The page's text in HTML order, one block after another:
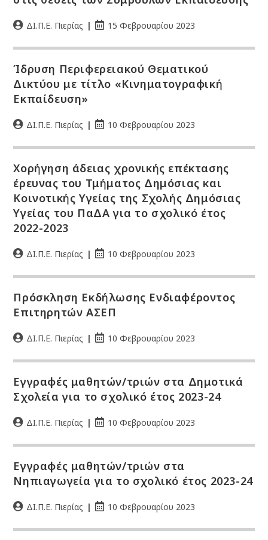
ΔΙ.Π.Ε. Πιερίας 15 Φεβρουαρίου 2023
Ίδρυση Περιφερειακού Θεματικού
Δικτύου με τίτλο «Κινηματογραφική
Εκπαίδευση»
ΔΙ.Π.Ε. Πιερίας 10 Φεβρουαρίου 2023
Χορήγηση άδειας χρονικής επέκτασης
έρευνας του Τμήματος Δημόσιας και
Κοινοτικής Υγείας της Σχολής Δημόσιας
Υγείας του ΠαΔΑ για το σχολικό έτος
2022-2023
ΔΙ.Π.Ε. Πιερίας 10 Φεβρουαρίου 2023
Πρόσκληση Εκδήλωσης Ενδιαφέροντος
Επιτηρητών ΑΣΕΠ
ΔΙ.Π.Ε. Πιερίας 10 Φεβρουαρίου 2023
Εγγραφές μαθητών/τριών στα Δημοτικά
Σχολεία για το σχολικό έτος 2023-24
ΔΙ.Π.Ε. Πιερίας 10 Φεβρουαρίου 2023
Εγγραφές μαθητών/τριών στα
Νηπιαγωγεία για το σχολικό έτος 2023-24
ΔΙ.Π.Ε. Πιερίας 10 Φεβρουαρίου 2023